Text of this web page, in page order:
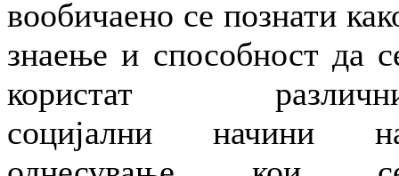
вообичаено се познати
знаење и способност да
користат
социјални начини